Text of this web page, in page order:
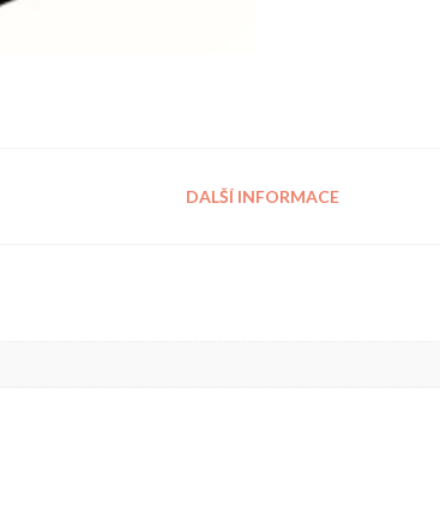
DALŠÍ INFORMACE